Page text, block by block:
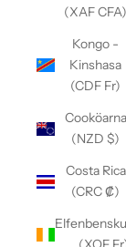
(XAF CFA)
Kongo -
Kinshasa
(CDF Fr)
Cooköarna
(NZD $)
Costa Rica
(CRC ₡)